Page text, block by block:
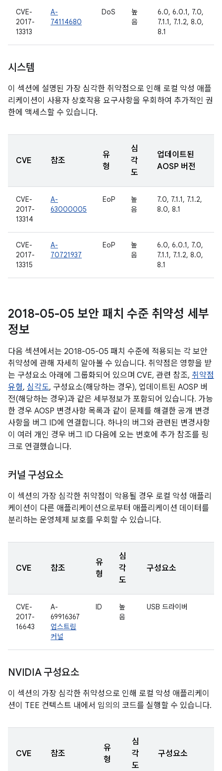
CVE-
2017-
13313
A-
74114680
DoS
높
음
6.0, 6.0.1, 7.0,
7.1.1, 7.1.2, 8.0,
8.1
시스템
이 섹션에 설명된 가장 심각한 취약점으로 인해 로컬 악성 애플
리케이션이 사용자 상호작용 요구사항을 우회하여 추가적인 권
한에 액세스할 수 있습니다.
CVE 참조
유
형
심
각
도
업데이트된
AOSP 버전
CVE-
2017-
13314
A-
63000005
EoP
높
음
7.0, 7.1.1, 7.1.2,
8.0, 8.1
CVE-
2017-
13315
A-
70721937
EoP
높
음
6.0, 6.0.1, 7.0,
7.1.1, 7.1.2, 8.0,
8.1
2018-05-05 보안 패치 수준 취약성 세부
정보
다음 섹션에서는 2018-05-05 패치 수준에 적용되는 각 보안
취약성에 관해 자세히 알아볼 수 있습니다. 취약점은 영향을 받
는 구성요소 아래에 그룹화되어 있으며 CVE, 관련 참조, 취약점
유형, 심각도, 구성요소(해당하는 경우), 업데이트된 AOSP 버
전(해당하는 경우)과 같은 세부정보가 포함되어 있습니다. 가능
한 경우 AOSP 변경사항 목록과 같이 문제를 해결한 공개 변경
사항을 버그 ID에 연결합니다. 하나의 버그와 관련된 변경사항
이 여러 개인 경우 버그 ID 다음에 오는 번호에 추가 참조를 링
크로 연결했습니다.
커널 구성요소
이 섹션의 가장 심각한 취약점이 악용될 경우 로컬 악성 애플리
케이션이 다른 애플리케이션으로부터 애플리케이션 데이터를
분리하는 운영체제 보호를 우회할 수 있습니다.
CVE 참조
유
형
심
각
도
구성요소
CVE-
2017-
16643
A-
69916367
업스트림
커널
ID
높
음
USB 드라이버
NVIDIA 구성요소
이 섹션의 가장 심각한 취약성으로 인해 로컬 악성 애플리케이
션이 TEE 컨텍스트 내에서 임의의 코드를 실행할 수 있습니다.
CVE 참조
유
형
심
각
도
구성요소